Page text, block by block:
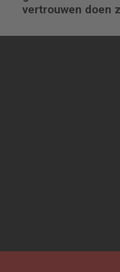
vertrouwen doen